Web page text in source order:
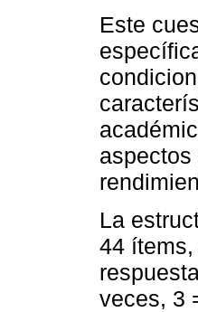
Este
La
44
veces, 3